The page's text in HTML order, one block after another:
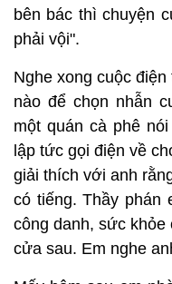
bên bác thì chuyện
phải vội".
Nghe xong cuộc
nào để chọn nhẫn
một quán cà phê
lập tức gọi điện về
giải thích với anh
có tiếng. Thầy phán
công danh, sức
cửa sau. Em nghe